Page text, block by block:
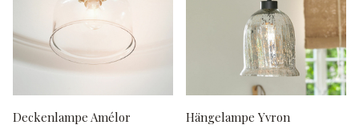
Deckenlampe Amélor Hängelampe Yvron